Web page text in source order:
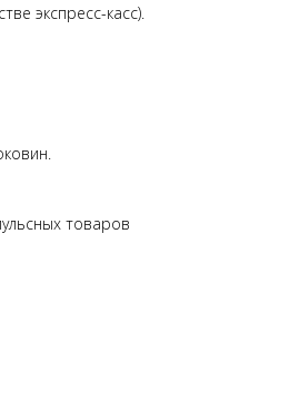
экспресс-касс).
товаров